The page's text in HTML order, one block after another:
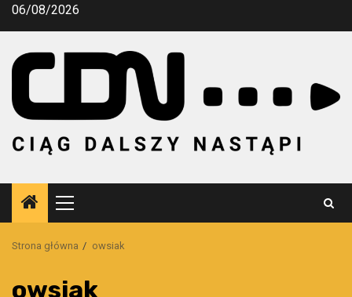
Przejdź
06/08/2026
Menu
główne
Strona główna owsiak
owsiak